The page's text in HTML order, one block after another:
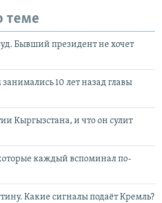
теме
Бывший президент не хочет
10 лет назад главы
Кыргызстана, и что он сулит
каждый вспоминал по-
Какие сигналы подаёт Кремль?